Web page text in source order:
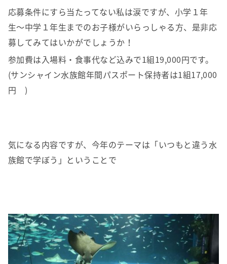
応募条件にすら当たってない私は涙ですが、小学１年
生〜中学１年生までのお子様がいらっしゃる方、是非応
募してみてはいかがでしょうか！
参加費は入場料・食事代など込みで1組19,000円です。
(サンシャイン水族館年間パスポート保持者は1組17,000
円 )
気になる内容ですが、今年のテーマは「いつもと違う水
族館で学ぼう」ということで